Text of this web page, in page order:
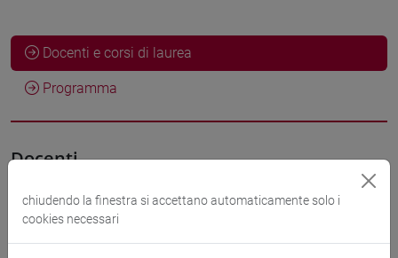
Docenti e corsi di laurea
Programma
Docenti
FUNARI Stefania - 30h Lezione
chiudendo la finestra si accettano automaticamente solo i
cookies necessari